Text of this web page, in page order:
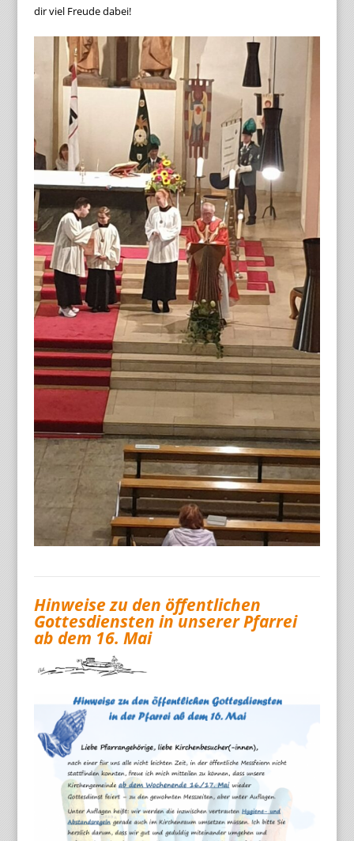
dir viel Freude dabei!
Hinweise zu den öffentlichen
Gottesdiensten in unserer Pfarrei
ab dem 16. Mai